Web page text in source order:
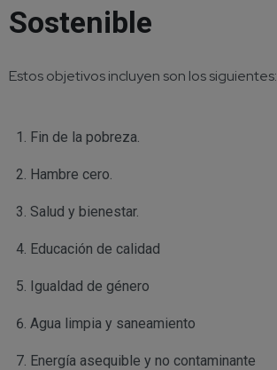
Sostenible
Estos objetivos incluyen son los siguientes:
Fin de la pobreza.
Hambre cero.
Salud y bienestar.
Educación de calidad
Igualdad de género
Agua limpia y saneamiento
Energía asequible y no contaminante